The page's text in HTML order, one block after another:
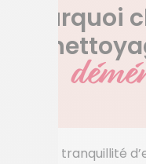
Pourquoi
le
La tranquillité